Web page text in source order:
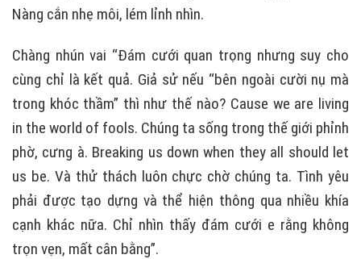
Nàng cắn nhẹ môi, lém lỉnh nhìn.
Chàng nhún vai “Đám cưới quan trọng nhưng suy cho
cùng chỉ là kết quả. Giả sử nếu “bên ngoài cười nụ mà
trong khóc thầm” thì như thế nào? Cause we are living
in the world of fools. Chúng ta sống trong thế giới phỉnh
phờ, cưng à. Breaking us down when they all should let
us be. Và thử thách luôn chực chờ chúng ta. Tình yêu
phải được tạo dựng và thể hiện thông qua nhiều khía
cạnh khác nữa. Chỉ nhìn thấy đám cưới e rằng không
trọn vẹn, mất cân bằng”.